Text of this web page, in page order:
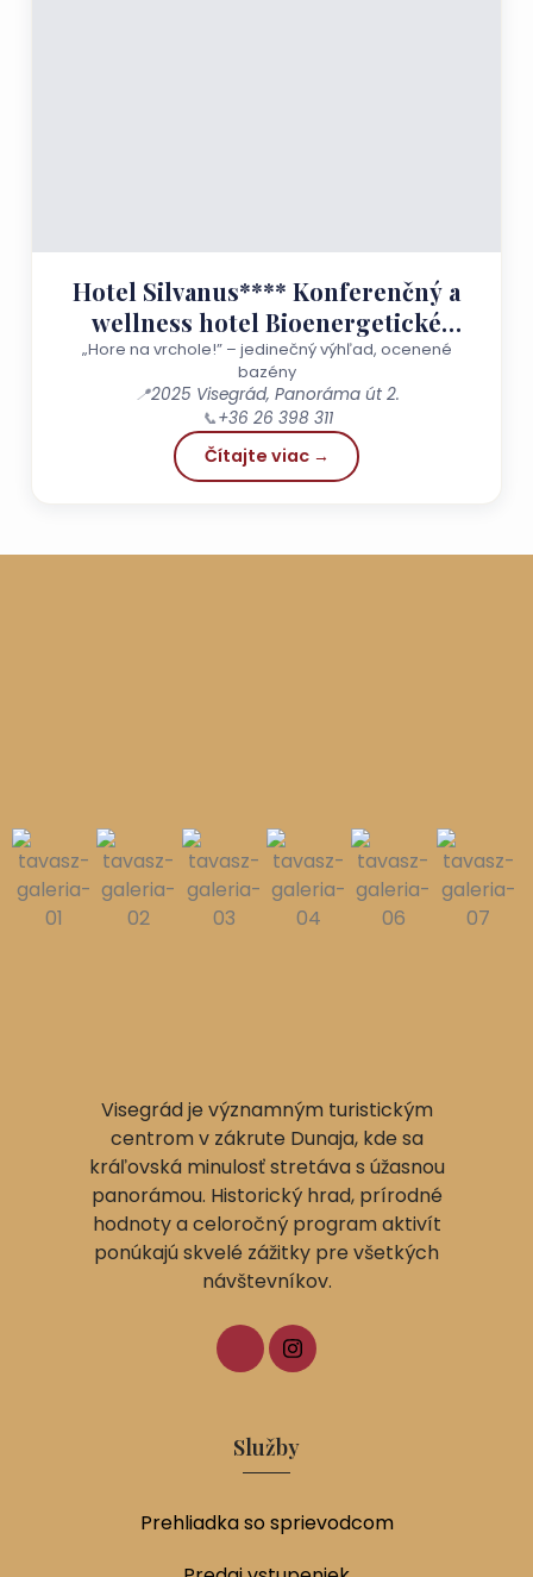
Hotel Silvanus**** Konferenčný a
wellness hotel Bioenergetické
centrum
„Hore na vrchole!” – jedinečný výhľad, ocenené
bazény
📍2025 Visegrád, Panoráma út 2.
📞+36 26 398 311
Čítajte viac →
Visegrád je významným turistickým
centrom v zákrute Dunaja, kde sa
kráľovská minulosť stretáva s úžasnou
panorámou. Historický hrad, prírodné
hodnoty a celoročný program aktivít
ponúkajú skvelé zážitky pre všetkých
návštevníkov.
Služby
Prehliadka so sprievodcom